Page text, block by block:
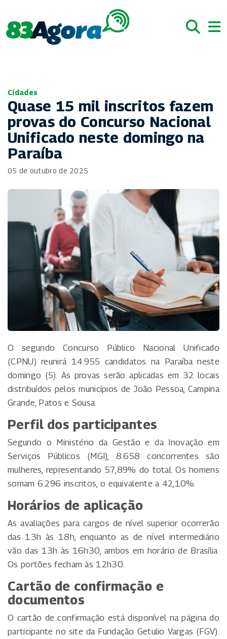
Cidades
Quase 15 mil inscritos fazem
provas do Concurso Nacional
Unificado neste domingo na
Paraíba
05 de outubro de 2025
O segundo Concurso Público Nacional Unificado
(CPNU) reunirá 14.955 candidatos na Paraíba neste
domingo (5). As provas serão aplicadas em 32 locais
distribuídos pelos municípios de João Pessoa, Campina
Grande, Patos e Sousa.
Perfil dos participantes
Segundo o Ministério da Gestão e da Inovação em
Serviços Públicos (MGI), 8.658 concorrentes são
mulheres, representando 57,89% do total. Os homens
somam 6.296 inscritos, o equivalente a 42,10%.
Horários de aplicação
As avaliações para cargos de nível superior ocorrerão
das 13h às 18h, enquanto as de nível intermediário
vão das 13h às 16h30, ambos em horário de Brasília.
Os portões fecham às 12h30.
Cartão de confirmação e
documentos
O cartão de confirmação está disponível na página do
participante no site da Fundação Getulio Vargas (FGV).